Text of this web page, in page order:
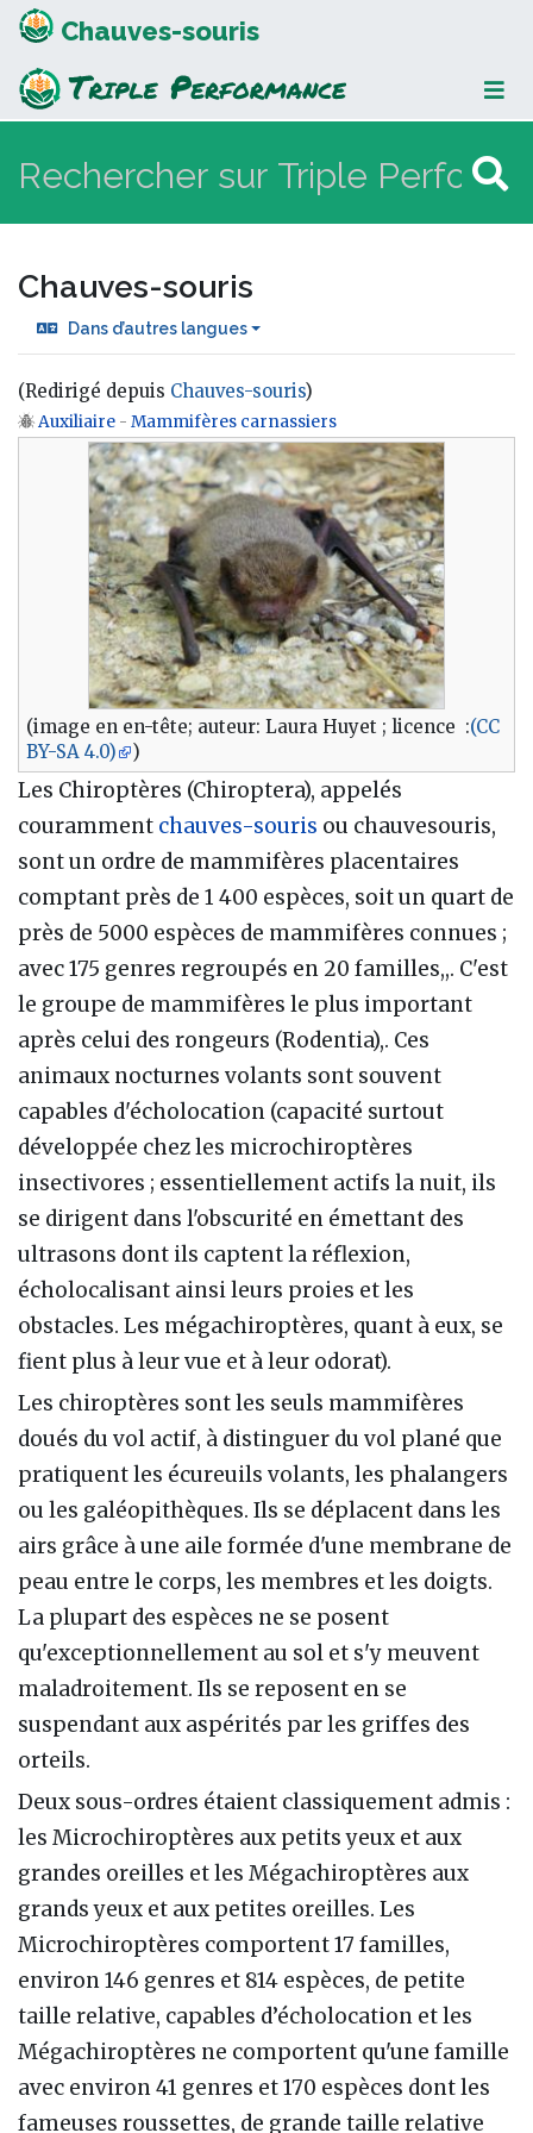
Chauves-souris
Chauves-souris
Dans d’autres langues
(Redirigé depuis Chauves-souris)
Aller à :navigation,rechercher
Auxiliaire - Mammifères carnassiers
(image en en-tête; auteur: Laura Huyet ; licence :(CC
BY-SA 4.0)
)
Les Chiroptères (Chiroptera), appelés
couramment chauves-souris ou chauvesouris,
sont un ordre de mammifères placentaires
comptant près de 1 400 espèces, soit un quart de
près de 5000 espèces de mammifères connues ;
avec 175 genres regroupés en 20 familles,,. C'est
le groupe de mammifères le plus important
après celui des rongeurs (Rodentia),. Ces
animaux nocturnes volants sont souvent
capables d'écholocation (capacité surtout
développée chez les microchiroptères
insectivores ; essentiellement actifs la nuit, ils
se dirigent dans l'obscurité en émettant des
ultrasons dont ils captent la réflexion,
écholocalisant ainsi leurs proies et les
obstacles. Les mégachiroptères, quant à eux, se
fient plus à leur vue et à leur odorat).
Les chiroptères sont les seuls mammifères
doués du vol actif, à distinguer du vol plané que
pratiquent les écureuils volants, les phalangers
ou les galéopithèques. Ils se déplacent dans les
airs grâce à une aile formée d'une membrane de
peau entre le corps, les membres et les doigts.
La plupart des espèces ne se posent
qu'exceptionnellement au sol et s'y meuvent
maladroitement. Ils se reposent en se
suspendant aux aspérités par les griffes des
orteils.
Deux sous-ordres étaient classiquement admis :
les Microchiroptères aux petits yeux et aux
grandes oreilles et les Mégachiroptères aux
grands yeux et aux petites oreilles. Les
Microchiroptères comportent 17 familles,
environ 146 genres et 814 espèces, de petite
taille relative, capables d’écholocation et les
Mégachiroptères ne comportent qu'une famille
avec environ 41 genres et 170 espèces dont les
fameuses roussettes, de grande taille relative